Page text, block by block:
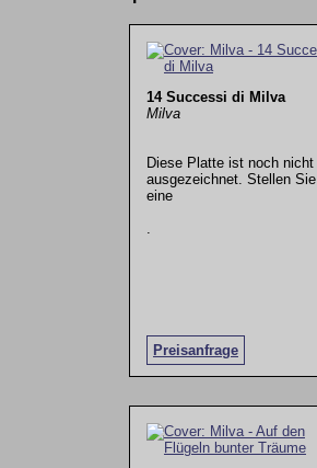
14 Successi di Milva
Milva
Diese Platte ist noch nicht
ausgezeichnet. Stellen Sie
eine
Preisanfrage